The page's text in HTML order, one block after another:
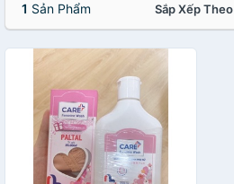
1 Sản Phẩm Sắp Xếp Theo